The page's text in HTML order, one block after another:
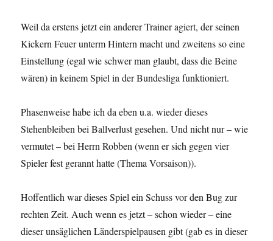
Weil da erstens jetzt ein anderer Trainer agiert, der seinen
Kickern Feuer unterm Hintern macht und zweitens so eine
Einstellung (egal wie schwer man glaubt, dass die Beine
wären) in keinem Spiel in der Bundesliga funktioniert.
Phasenweise habe ich da eben u.a. wieder dieses
Stehenbleiben bei Ballverlust gesehen. Und nicht nur – wie
vermutet – bei Herrn Robben (wenn er sich gegen vier
Spieler fest gerannt hatte (Thema Vorsaison)).
Hoffentlich war dieses Spiel ein Schuss vor den Bug zur
rechten Zeit. Auch wenn es jetzt – schon wieder – eine
dieser unsäglichen Länderspielpausen gibt (gab es in dieser